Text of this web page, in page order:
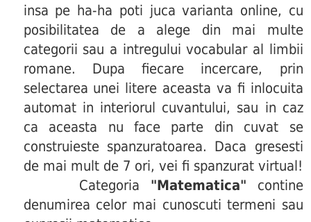
insa pe ha-ha poti juca varianta online, cu
posibilitatea de a alege din mai multe
categorii sau a intregului vocabular al limbii
romane. Dupa fiecare incercare, prin
selectarea unei litere aceasta va fi inlocuita
automat in interiorul cuvantului, sau in caz
ca aceasta nu face parte din cuvat se
construieste spanzuratoarea. Daca gresesti
de mai mult de 7 ori, vei fi spanzurat virtual!
Categoria "Matematica" contine
denumirea celor mai cunoscuti termeni sau